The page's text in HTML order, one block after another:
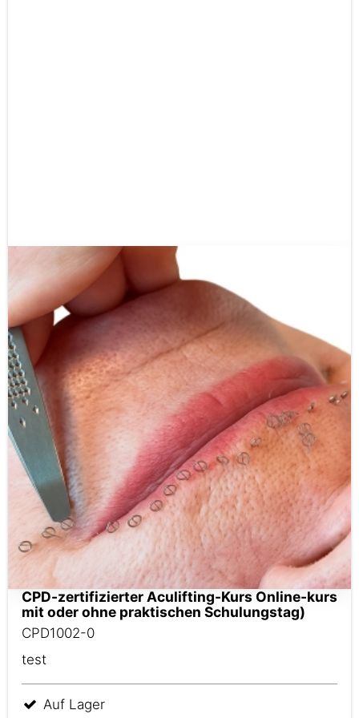
CPD-zertifizierter Aculifting-Kurs Online-kurs
mit oder ohne praktischen Schulungstag)
CPD1002-0
test
Auf Lager